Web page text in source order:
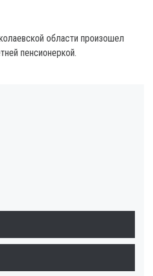
области произошел
пенсионеркой.